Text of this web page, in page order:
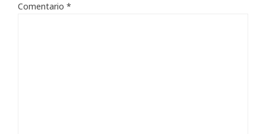
Comentario *